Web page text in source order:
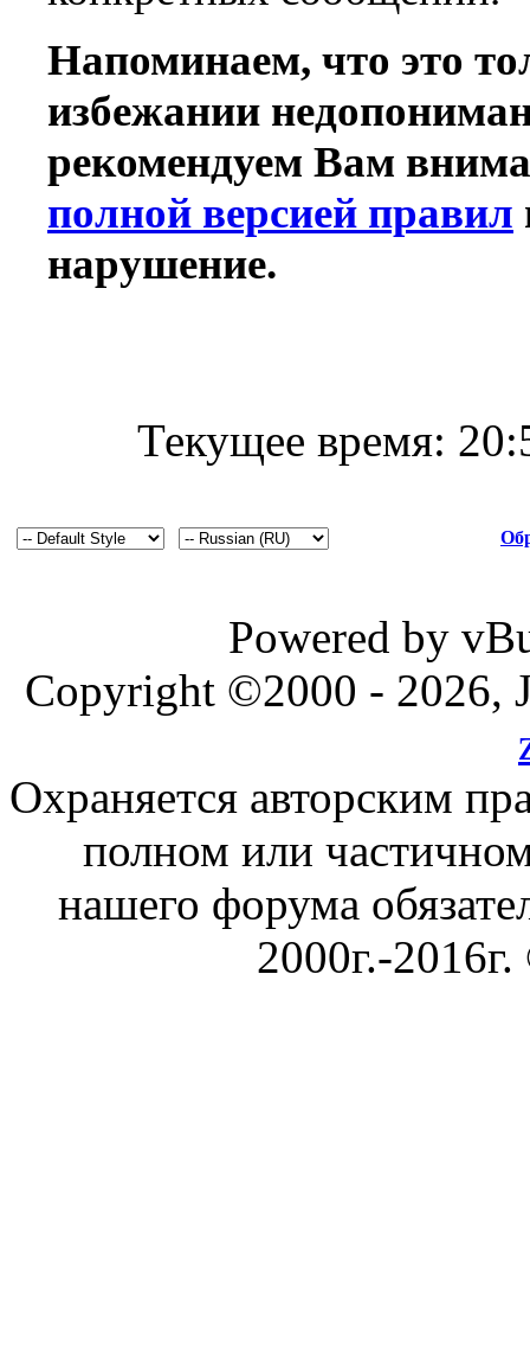
Напоминаем, что это
избежании
рекомендуем Вам
полной версией правил
нарушение.
Текущее время:
Powered by
Copyright ©2000 - 2026,
Охраняется авторским
полном или
нашего форума
2000г.-